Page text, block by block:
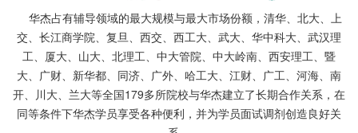
华杰占有辅导领域的最大规模与最大市场份额，清华、北大、上
交、长江商学院、复旦、西交、西工大、武大、华中科大、武汉理
工、厦大、山大、北理工、中大管院、中大岭南、西安理工、暨
大、广财、新华都、同济、广外、哈工大、江财、广工、河海、南
开、川大、兰大等全国179多所院校与华杰建立了长期合作关系，在
同等条件下华杰学员享受各种便利，并为学员面试调剂创造良好关